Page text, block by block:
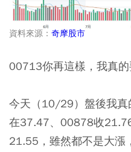
資料來源： 奇摩股市
00713你再這樣，我真的
今天（10/29）盤後我
在37.47、00878收
21.55，雖然都不是大漲